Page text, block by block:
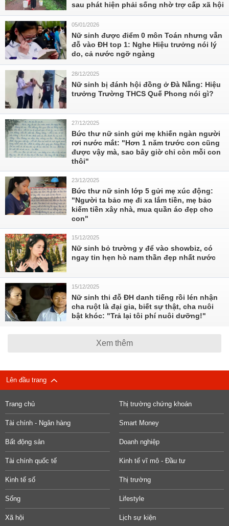
sau phát hiện phải sống nhờ trợ cấp xã hội
05/01/2026
Nữ sinh được điểm 0 môn Toán nhưng vẫn
đỗ vào ĐH top 1: Nghe Hiệu trưởng nói lý
do, cả nước ngỡ ngàng
28/12/2025
Nữ sinh bị đánh hội đồng ở Đà Nẵng: Hiệu
trưởng Trường THCS Quế Phong nói gì?
27/12/2025
Bức thư nữ sinh gửi mẹ khiến ngàn người
rơi nước mắt: "Hơn 1 năm trước con cũng
được vậy mà, sao bây giờ chỉ còn mỗi con
thôi"
23/12/2025
Bức thư nữ sinh lớp 5 gửi mẹ xúc động:
"Người ta bảo mẹ đi xa lắm tiền, mẹ bảo
kiếm tiền xây nhà, mua quần áo đẹp cho
con"
15/12/2025
Nữ sinh bỏ trường y để vào showbiz, có
ngay tin hẹn hò nam thần đẹp nhất nước
15/12/2025
Nữ sinh thi đỗ ĐH danh tiếng rồi lén nhận
cha ruột là đại gia, biết sự thật, cha nuôi
bật khóc: "Trả lại tôi phí nuôi dưỡng!"
Xem thêm
Lên đầu trang
Trang chủ Thị trường chứng khoán
Tài chính - Ngân hàng Smart Money
Bất động sản Doanh nghiệp
Tài chính quốc tế Kinh tế vĩ mô - Đầu tư
Kinh tế số Thị trường
Sống Lifestyle
Xã hội Lịch sự kiện